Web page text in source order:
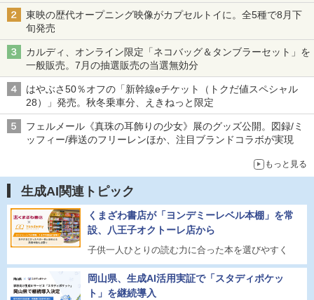
東映の歴代オープニング映像がカプセルトイに。全5種で8月下
旬発売
カルディ、オンライン限定「ネコバッグ＆タンブラーセット」を
一般販売。7月の抽選販売の当選無効分
はやぶさ50％オフの「新幹線eチケット（トクだ値スペシャル
28）」発売。秋冬乗車分、えきねっと限定
フェルメール《真珠の耳飾りの少女》展のグッズ公開。図録/ミ
ッフィー/葬送のフリーレンほか、注目ブランドコラボが実現
もっと見る
生成AI関連トピック
くまざわ書店が「ヨンデミーレベル本棚」を常
設、八王子オクトーレ店から
子供一人ひとりの読む力に合った本を選びやすく
岡山県、生成AI活用実証で「スタディポケッ
ト」を継続導入